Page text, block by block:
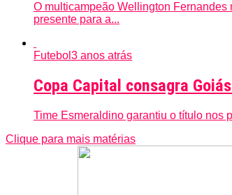
O multicampeão Wellington
presente para a...
Futebol 3 anos atrás
Copa Capital consagra
Time Esmeraldino garantiu o título nos
Clique para mais matérias